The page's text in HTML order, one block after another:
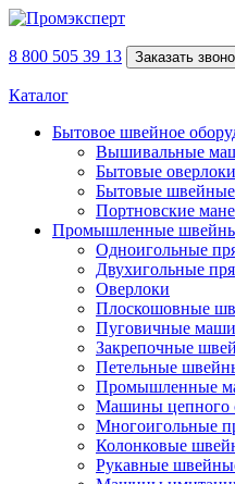
8 800 505 39 13 Заказать
Каталог
Бытовое швейное
Вышивальные
Бытовые оверлоки
Бытовые
Портновские
Промышленные
Одноигольные
Двухигольные
Оверлоки
Плоскошовные
Пуговичные
Закрепочные
Петельные
Промышленные
Машины цепного
Многоигольные
Колонковые
Рукавные